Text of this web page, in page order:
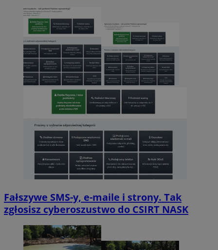
Fałszywe SMS-y, e-maile i strony. Tak
zgłosisz cyberoszustwo do CSIRT NASK